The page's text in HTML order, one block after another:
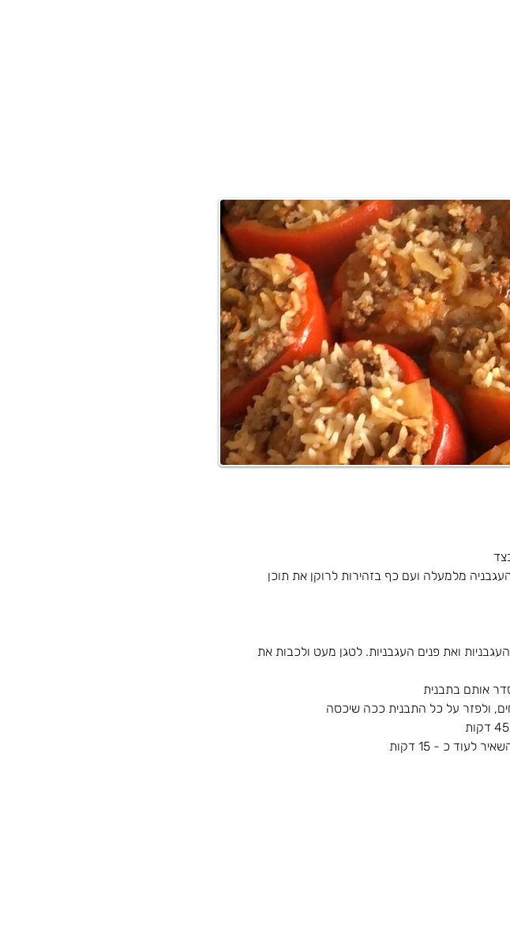
מלמעלה ועם כף בזהירות לרוקן את תוכן
ואת פנים העגבניות. לטגן מעט ולכבות את
אותם בתבנית
כ - 15 דקות